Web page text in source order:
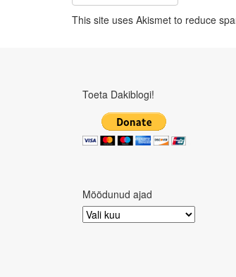
This site uses Akismet to reduce
Toeta Dakiblogi!
Möödunud ajad
Möödunud
ajad